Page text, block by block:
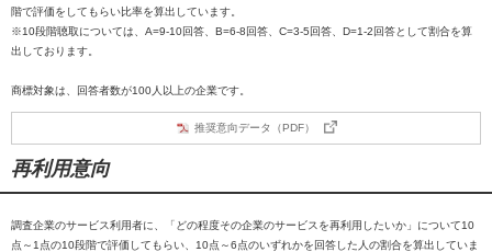
階で評価をしてもらい比率を算出しています。
※10段階聴取については、A=9-10回答、B=6-8回答、C=3-5回答、D=1-2回答として割合を算
出しております。
商標対象は、回答者数が100人以上の企業です。
推奨意向データ（PDF）
再利用意向
調査企業のサービス利用者に、「どの程度その企業のサービスを再利用したいか」について10
点～1点の10段階で評価してもらい、10点～6点のいずれかを回答した人の割合を算出していま